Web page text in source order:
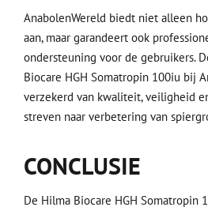
AnabolenWereld biedt niet alleen
aan, maar garandeert ook
ondersteuning voor de gebruikers.
Biocare HGH Somatropin 100iu bij
verzekerd van kwaliteit, veiligheid
streven naar verbetering van
CONCLUSIE
De Hilma Biocare HGH Somatropin